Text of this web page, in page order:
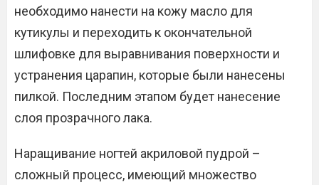
необходимо нанести на кожу масло для
кутикулы и переходить к окончательной
шлифовке для выравнивания поверхности и
устранения царапин, которые были нанесены
пилкой. Последним этапом будет нанесение
слоя прозрачного лака.
Наращивание ногтей акриловой пудрой –
сложный процесс, имеющий множество